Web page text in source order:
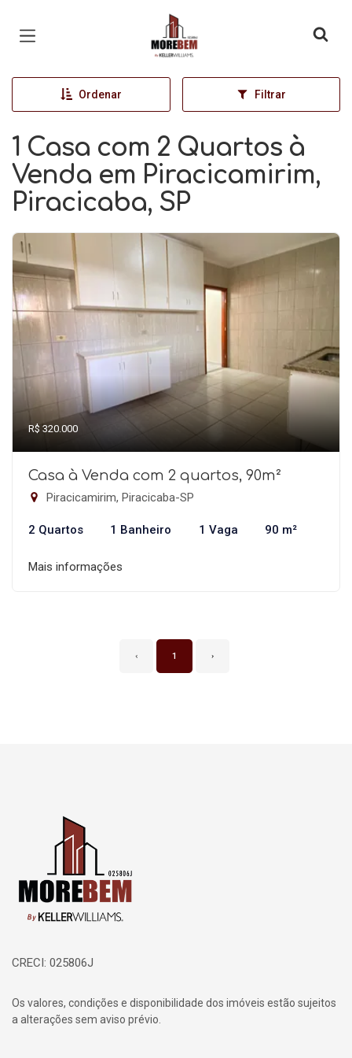
Página inicial
Ordenar Filtrar
1 Casa com 2 Quartos à
Venda em Piracicamirim,
Piracicaba, SP
R$ 320.000
Casa à Venda com 2 quartos, 90m²
Piracicamirim, Piracicaba-SP
2 Quartos 1 Banheiro 1 Vaga 90 m²
Mais informações
‹ 1 ›
Página inicial
CRECI: 025806J
Os valores, condições e disponibilidade dos imóveis estão sujeitos
a alterações sem aviso prévio.